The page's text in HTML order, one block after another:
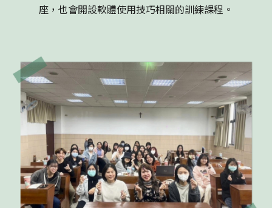
座，也會開設軟體使用技巧相關的訓練課程。